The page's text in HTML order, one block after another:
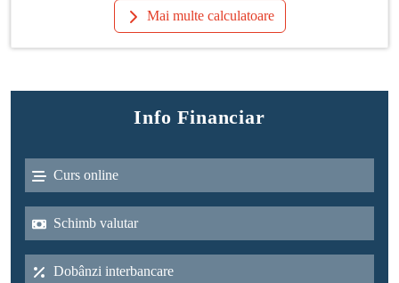
Mai multe calculatoare
Info Financiar
Curs online
Schimb valutar
Dobânzi interbancare